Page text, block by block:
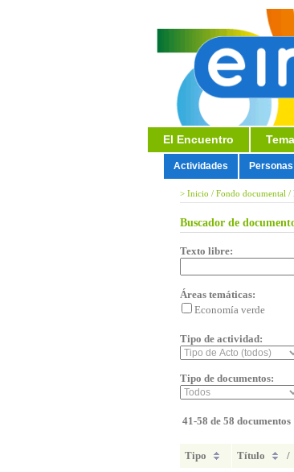
El Encuentro
Actividades Personas
> Inicio / Fondo documental /
Buscador de
Texto libre:
Áreas temáticas:
Economía verde
Tipo de actividad:
Tipo de documentos:
41-58 de 58 documentos
Tipo Título /